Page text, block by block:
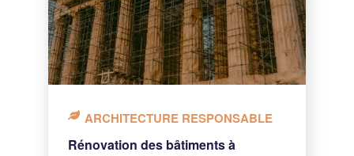
ARCHITECTURE RESPONSABLE
Rénovation des bâtiments à